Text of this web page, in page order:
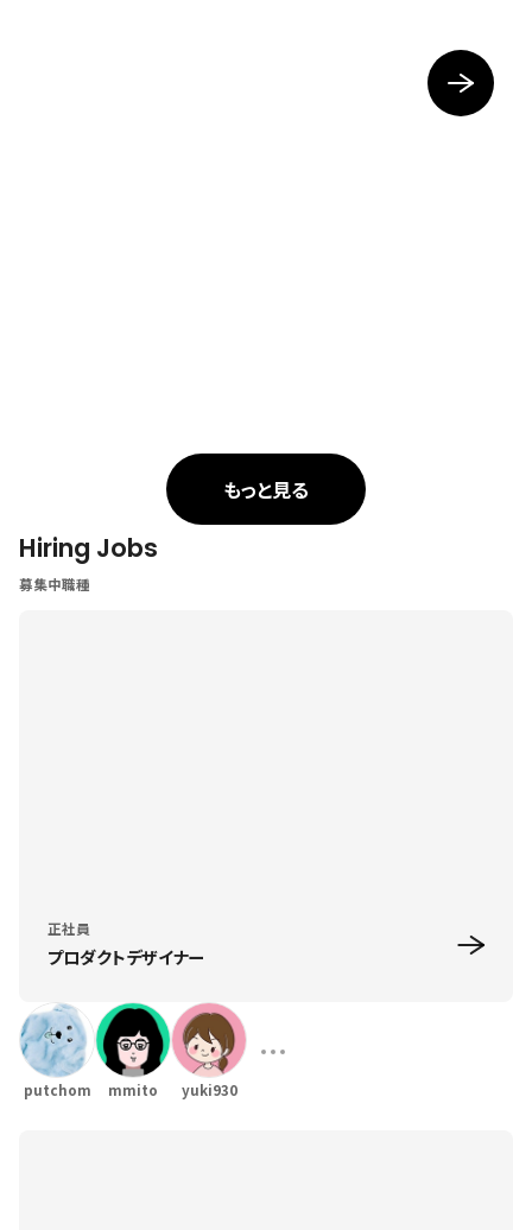
もっと見る
Hiring Jobs
募集中職種
正社員
プロダクトデザイナー
putchom mmito yuki930